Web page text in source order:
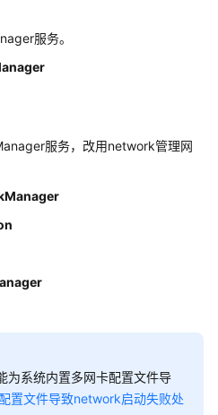
服务。
服务，改用network管理网
为系统内置多网卡配置文件导
置文件导致network启动失败处